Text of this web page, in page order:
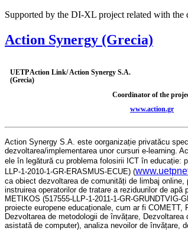
Supported by the DI-XL project related with
Action Synergy (Grecia)
UETP Action Link/ Action Synergy S.A.
(Grecia)
Coordinator of the
www.action.gr
Action Synergy S.A. este oorganizație privatăcu
dezvoltarea/implementarea unor cursuri e-learning.
ele în legătură cu problema folosirii ICT în educație:
LLP-1-2010-1-GR-ERASMUS-ECUE) (
ca obiect dezvoltarea de comunități de limbaj online,
instruirea operatorilor de tratare a reziduurilor de apă
METIKOS (517555-LLP-1-2011-1-GR-GRUNDTVIG-
proiecte europene educaționale, cum ar fi COMETT,
Dezvoltarea de metodologii de învățare, Dezvoltarea
asistată de computer), analiza nevoilor de învățare,